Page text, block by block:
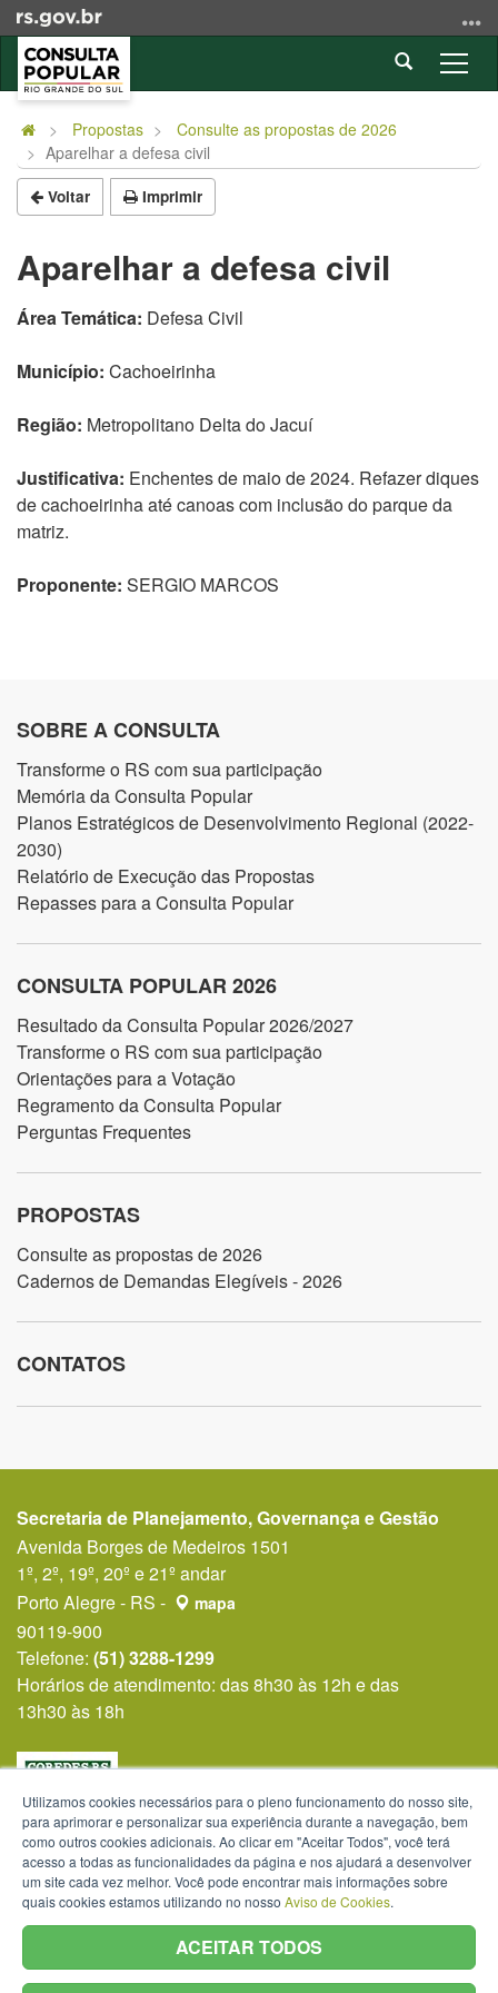
para
conteúdo
para
menu
para
busca
a
Abrir
a
Início
conteúdo
Propostas
Consulte as propostas de 2026
Aparelhar a defesa civil
Voltar Imprimir
Aparelhar a defesa civil
Área Temática: Defesa Civil
Município: Cachoeirinha
Região: Metropolitano Delta do Jacuí
Justificativa: Enchentes de maio de 2024. Refazer diques
de cachoeirinha até canoas com inclusão do parque da
matriz.
Proponente: SERGIO MARCOS
SOBRE A CONSULTA
Transforme o RS com sua participação
Memória da Consulta Popular
Planos Estratégicos de Desenvolvimento Regional (2022-
2030)
Relatório de Execução das Propostas
Repasses para a Consulta Popular
CONSULTA POPULAR 2026
Resultado da Consulta Popular 2026/2027
Transforme o RS com sua participação
Orientações para a Votação
Regramento da Consulta Popular
Perguntas Frequentes
PROPOSTAS
Consulte as propostas de 2026
Cadernos de Demandas Elegíveis - 2026
CONTATOS
Secretaria de Planejamento, Governança e Gestão
Avenida Borges de Medeiros 1501
1º, 2º, 19º, 20º e 21º andar
Porto Alegre - RS -
mapa
90119-900
Telefone: (51) 3288-1299
Horários de atendimento: das 8h30 às 12h e das
13h30 às 18h
Utilizamos cookies necessários para o pleno funcionamento do nosso site,
para aprimorar e personalizar sua experiência durante a navegação, bem
como outros cookies adicionais. Ao clicar em "Aceitar Todos", você terá
acesso a todas as funcionalidades da página e nos ajudará a desenvolver
um site cada vez melhor. Você pode encontrar mais informações sobre
quais cookies estamos utilizando no nosso Aviso de Cookies.
ACEITAR TODOS